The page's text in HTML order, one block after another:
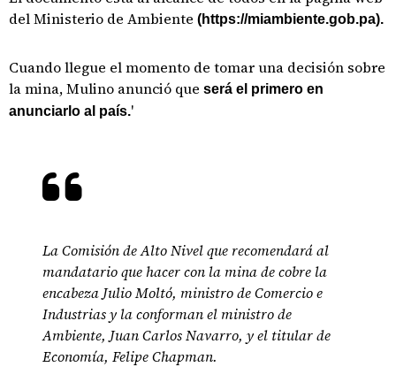
del Ministerio de Ambiente (https://miambiente.gob.pa).
Cuando llegue el momento de tomar una decisión sobre
la mina, Mulino anunció que será el primero en
anunciarlo al país.'
La Comisión de Alto Nivel que recomendará al
mandatario que hacer con la mina de cobre la
encabeza Julio Moltó, ministro de Comercio e
Industrias y la conforman el ministro de
Ambiente, Juan Carlos Navarro, y el titular de
Economía, Felipe Chapman.